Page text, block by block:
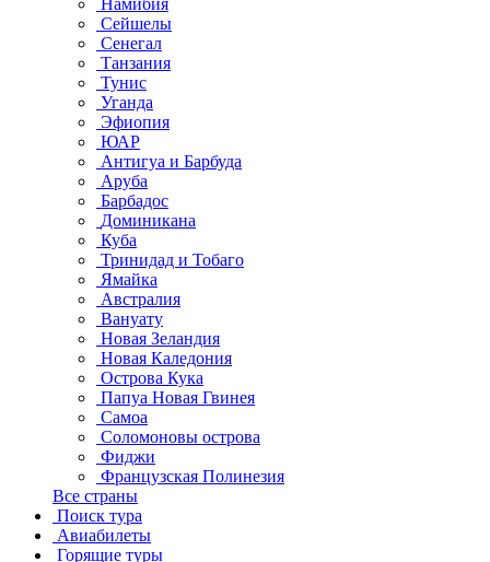
Намибия
Сейшелы
Сенегал
Танзания
Тунис
Уганда
Эфиопия
ЮАР
Антигуа и Барбуда
Аруба
Барбадос
Доминикана
Куба
Тринидад и Тобаго
Ямайка
Австралия
Вануату
Новая Зеландия
Новая Каледония
Острова Кука
Папуа Новая Гвинея
Самоа
Соломоновы острова
Фиджи
Французская Полинезия
Все страны
Поиск тура
Авиабилеты
Горящие туры